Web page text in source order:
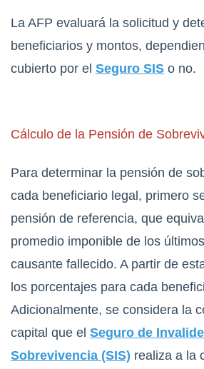
La AFP evaluará la solicitud y
beneficiarios y montos,
cubierto por el Seguro SIS o no.
Cálculo de la Pensión de
Para determinar la pensión de
cada beneficiario legal, primero
pensión de referencia, que
promedio imponible de los
causante fallecido. A partir de
los porcentajes para cada
Adicionalmente, se considera la
capital que el Seguro de
Sobrevivencia (SIS) realiza a la